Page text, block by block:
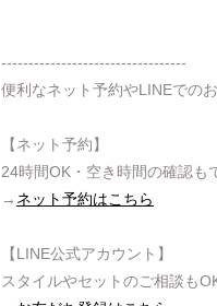
----------------------------------
便利なネット予約やLINEでの
【ネット予約】
24時間OK・空き時間の確認も
→ ネット予約はこちら
【LINE公式アカウント】
スタイルやセットのご相談も